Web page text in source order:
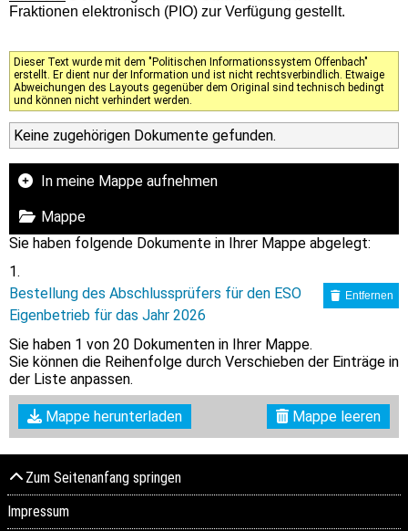
Fraktionen elektronisch (PIO) zur Verfügung gestellt.
Dieser Text wurde mit dem "Politischen Informationssystem Offenbach"
erstellt. Er dient nur der Information und ist nicht rechtsverbindlich. Etwaige
Abweichungen des Layouts gegenüber dem Original sind technisch bedingt
und können nicht verhindert werden.
Keine zugehörigen Dokumente gefunden.
In meine Mappe aufnehmen
Mappe
Sie haben folgende Dokumente in Ihrer Mappe abgelegt:
Bestellung des Abschlussprüfers für den ESO
Eigenbetrieb für das Jahr 2026
Entfernen
Sie haben 1 von 20 Dokumenten in Ihrer Mappe.
Sie können die Reihenfolge durch Verschieben der Einträge in
der Liste anpassen.
Mappe herunterladen Mappe leeren
Zum Seitenanfang springen
Impressum